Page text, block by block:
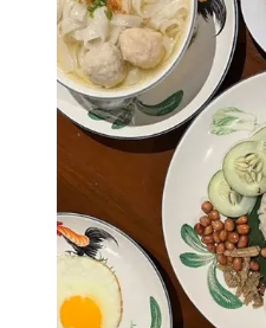
Cahyono (maps.google)